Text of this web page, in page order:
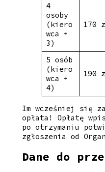
4
osoby
(kiero
wca +
3)
170
5 osób
(kiero
wca +
4)
190
Im wcześniej się
opłata! Opłatę
po otrzymaniu
zgłoszenia od
Dane do